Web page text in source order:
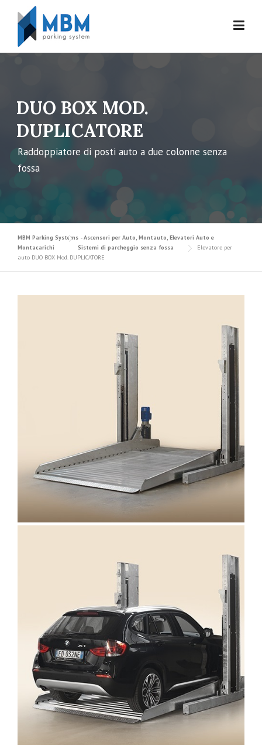
Skip to content
DUO BOX MOD.
DUPLICATORE
Raddoppiatore di posti auto a due colonne senza
fossa
MBM Parking Systems - Ascensori per Auto, Montauto, Elevatori Auto e
Montacarichi
Sistemi di parcheggio senza fossa
Elevatore per
auto DUO BOX Mod. DUPLICATORE